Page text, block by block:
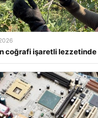
coğrafi işaretli